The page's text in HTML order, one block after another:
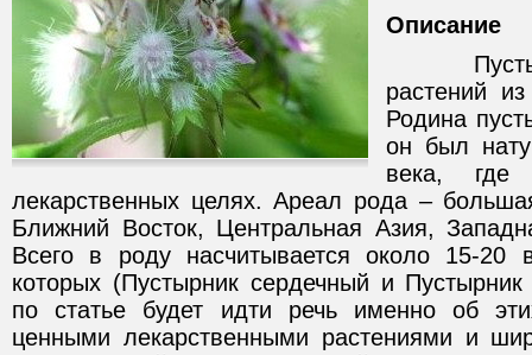
Описание
растений
Родина
он был
века, где
лекарственных целях. Ареал рода –
Ближний Восток, Центральная Азия,
Всего в роду насчитывается около 15-20
которых (Пустырник сердечный и
по статье будет идти речь именно об
ценными лекарственными растениями и